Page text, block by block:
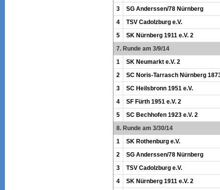
3
SG Anderssen/78 Nürnberg
4
TSV Cadolzburg e.V.
5
SK Nürnberg 1911 e.V. 2
7. Runde am 3/9/14
1
SK Neumarkt e.V. 2
2
SC Noris-Tarrasch Nürnberg
3
SC Heilsbronn 1951 e.V.
4
SF Fürth 1951 e.V. 2
5
SC Bechhofen 1923 e.V. 2
8. Runde am 3/30/14
1
SK Rothenburg e.V.
2
SG Anderssen/78 Nürnberg
3
TSV Cadolzburg e.V.
4
SK Nürnberg 1911 e.V. 2